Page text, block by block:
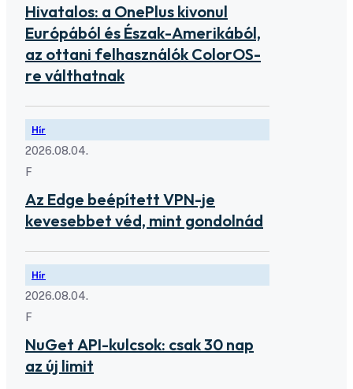
Hivatalos: a OnePlus kivonul
Európából és Észak-Amerikából,
az ottani felhasználók ColorOS-
re válthatnak
Hír
2026.08.04.
F
Az Edge beépített VPN-je
kevesebbet véd, mint gondolnád
Hír
2026.08.04.
F
NuGet API-kulcsok: csak 30 nap
az új limit